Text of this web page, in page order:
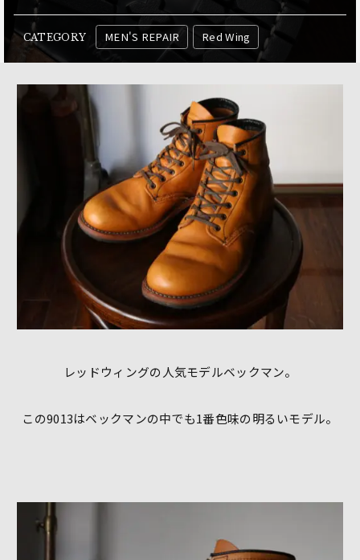
CATEGORY MEN'S REPAIR Red Wing
レッドウィングの人気モデルベックマン。
この9013はベックマンの中でも1番色味の明るいモデル。